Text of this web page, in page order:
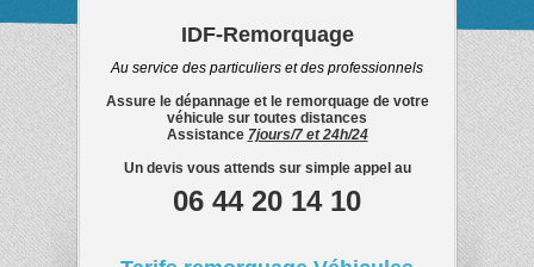
IDF-Remorquage
Au service des particuliers et des professionnels
Assure le dépannage et le remorquagede votre
véhicule sur toutes distances
Assistance 7jours/7 et 24h/24
Un devis vous attends sur simple appel au
06 44 20 14 10